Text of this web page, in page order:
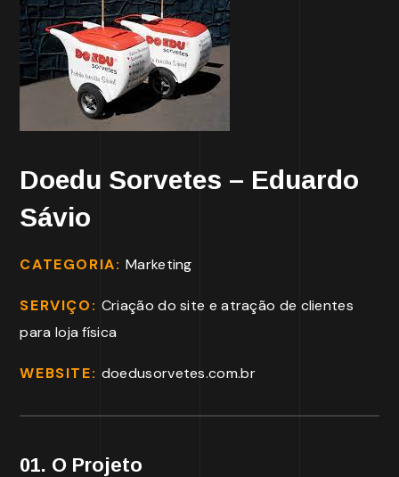
Doedu Sorvetes – Eduardo
Sávio
CATEGORIA:Marketing
SERVIÇO: Criação do site e atração de clientes
para loja física
WEBSITE: doedusorvetes.com.br
01. O Projeto